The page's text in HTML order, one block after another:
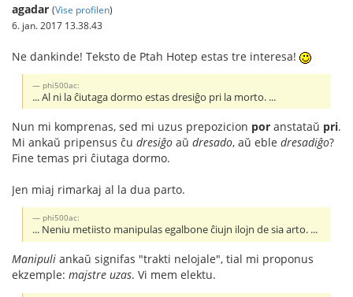
agadar (Vise profilen)
6. jan. 2017 13.38.43
Ne dankinde! Teksto de Ptah Hotep estas tre interesa!
phi500ac:
... Al ni la ĉiutaga dormo estas dresiĝo pri la morto. ...
Nun mi komprenas, sed mi uzus prepozicion por anstataŭ pri.
Mi ankaŭ pripensus ĉu dresiĝo aŭ dresado, aŭ eble dresadiĝo?
Fine temas pri ĉiutaga dormo.
Jen miaj rimarkaj al la dua parto.
phi500ac:
... Neniu metiisto manipulas egalbone ĉiujn ilojn de sia arto. ...
Manipuli ankaŭ signifas "trakti nelojale", tial mi proponus
ekzemple: majstre uzas. Vi mem elektu.